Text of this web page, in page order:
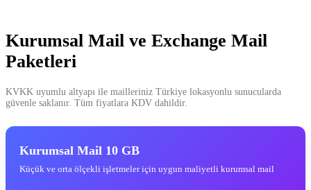
Kurumsal Mail ve Exchange Mail
Paketleri
KVKK uyumlu altyapı ile mailleriniz Türkiye lokasyonlu sunucularda
güvenle saklanır. Tüm fiyatlara KDV dahildir.
Kurumsal Mail 10 GB
Küçük ve orta ölçekli işletmeler için uygun maliyetli kurumsal mail